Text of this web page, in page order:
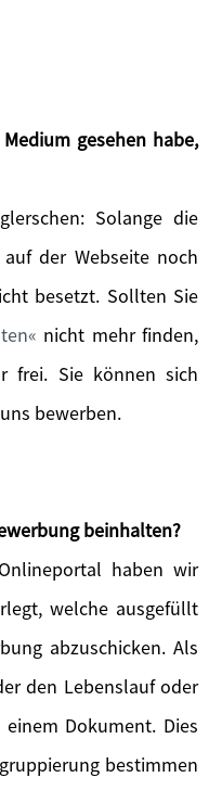
gesehen habe,
Solange die
der Webseite noch
besetzt. Sollten Sie
nicht mehr finden,
frei. Sie können sich
bewerben.
beinhalten?
haben wir
welche ausgefüllt
abzuschicken. Als
den Lebenslauf oder
Dokument. Dies
bestimmen